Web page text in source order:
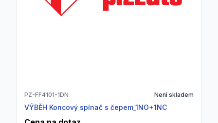
PZ-FF4101-1DN Není skladem
VÝBĚH Koncový spínač s čepem_1NO+1NC